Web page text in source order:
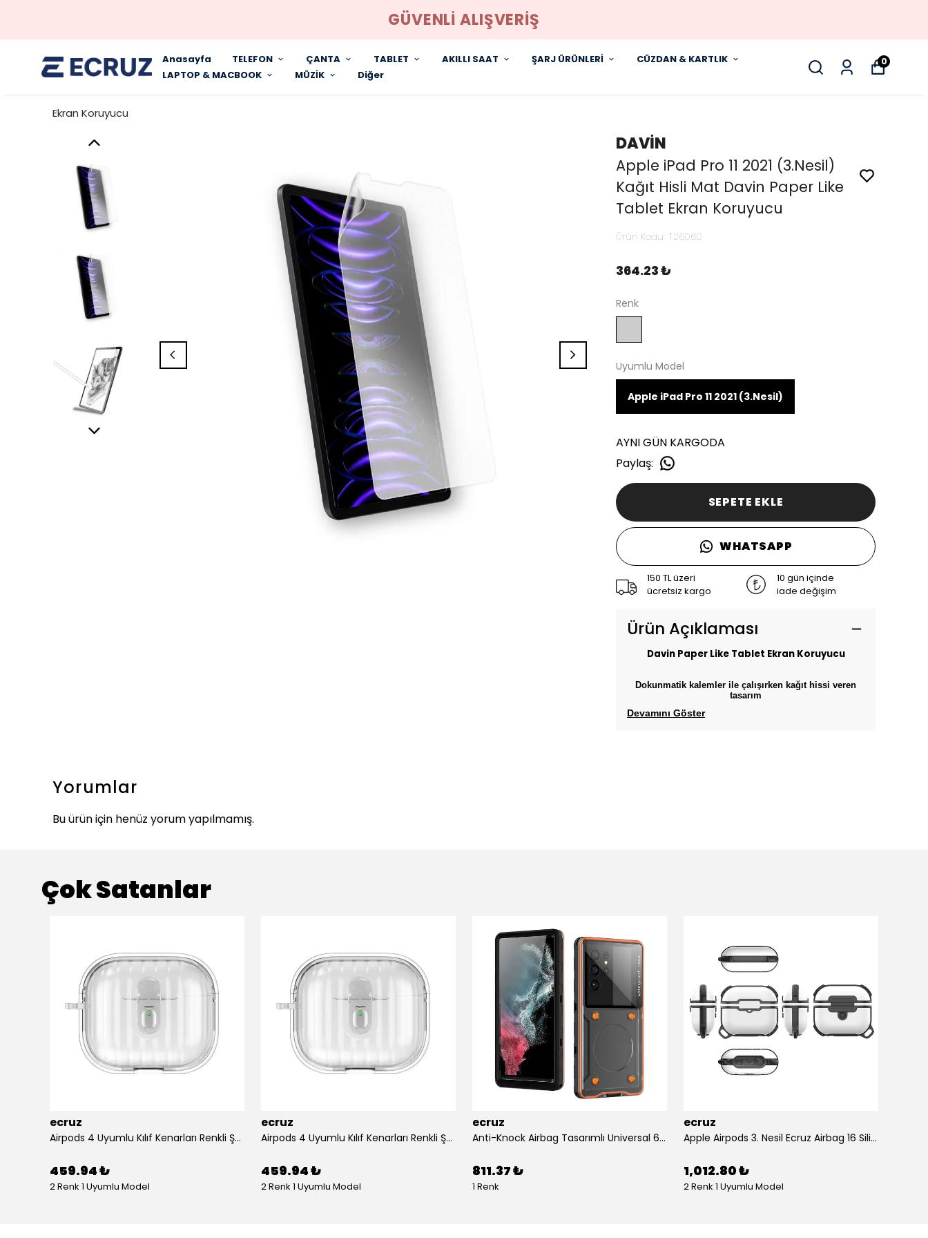
GÜVENLİ ALIŞVERİŞ
Anasayfa TELEFON ÇANTA TABLET AKILLI SAAT ŞARJ ÜRÜNLERİ
CÜZDAN & KARTLIK
LAPTOP & MACBOOK
MÜZİK Diğer
0
Ekran Koruyucu
DAVİN
Apple iPad Pro 11 2021 (3.Nesil)
Kağıt Hisli Mat Davin Paper Like
Tablet Ekran Koruyucu
Ürün Kodu: T26060
364.23 ₺
Renk
Uyumlu Model
Apple iPad Pro 11 2021 (3.Nesil)
AYNI GÜN KARGODA
Paylaş:
SEPETE EKLE
WHATSAPP
150 TL üzeri
ücretsiz kargo
10 gün içinde
iade değişim
Ürün Açıklaması
Davin Paper Like Tablet Ekran Koruyucu
Dokunmatik kalemler ile çalışırken kağıt hissi veren
tasarım
Devamını Göster
Yorumlar
Bu ürün için henüz yorum yapılmamış.
Çok Satanlar
ecruz
Airpods 4 Uyumlu Kılıf Kenarları Renkli Şeffaf Dilimli Silikon Ecruz Airbag 40 Uyumlu Kılıf
459.94 ₺
2 Renk 1 Uyumlu Model
ecruz
Airpods 4 Uyumlu Kılıf Kenarları Renkli Şeffaf Dilimli Silikon Ecruz Airbag 40 Uyumlu Kılıf
459.94 ₺
2 Renk 1 Uyumlu Model
ecruz
Anti-Knock Airbag Tasarımlı Universal 6.9"inç Su Geçirmez Ecruz Voter Kapak
811.37 ₺
1 Renk
ecruz
Apple Airpods 3. Nesil Ecruz Airbag 16 Silikon 1-1 Su Geçirmez Uyumlu Kılıf
1,012.80 ₺
2 Renk 1 Uyumlu Model